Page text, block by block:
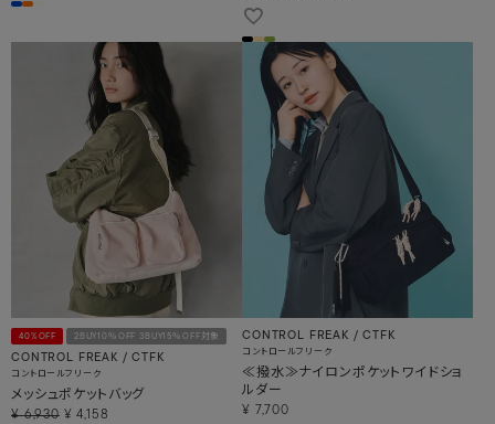
40%OFF 2BUY10％OFF 3BUY15％OFF対象
CONTROL FREAK / CTFK
コントロールフリーク
メッシュポケットバッグ
¥ 6,930 ¥ 4,158
CONTROL FREAK / CTFK
コントロールフリーク
≪撥水≫ナイロンポケットワイドショ
ルダー
¥ 7,700